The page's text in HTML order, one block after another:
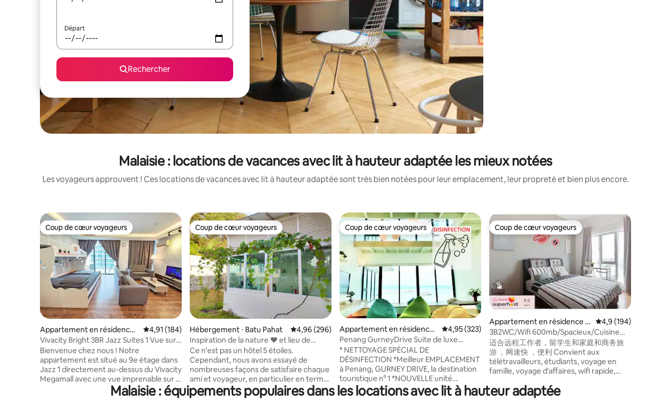
Départ
Rechercher
Malaisie : locations de vacances avec lit à hauteur adaptée les mieux notées
Les voyageurs approuvent ! Ces locations de vacances avec lit à hauteur adaptée sont très bien notées pour leur emplacement, leur propreté et bien plus encore.
Coup de cœur voyageurs
Coup de cœur voyageurs
Appartement en résidence ⋅
Kuching
Évaluation moyenne sur la base de 184 commentaires : 4,91 sur 5
4,91 (184)
Vivacity Bright 3BR Jazz Suites 1 Vue sur
la piscine 94
Bienvenue chez nous ! Notre
appartement est situé au 9e étage dans
Jazz 1 directement au-dessus du Vivacity
Megamall avec une vue imprenable sur la
piscine. Nous pouvons accueillir
confortablement jusqu'à 7 personnes
Coup de cœur voyageurs
Coup de cœur voyageurs
Hébergement ⋅ Batu Pahat Évaluation moyenne sur la base de 296 commentaires : 4,96 sur 5
4,96 (296)
Inspiration de la nature ❤ et lieu de
rassemblement
Ce n'est pas un hôtel 5 étoiles.
Cependant, nous avons essayé de
nombreuses façons de satisfaire chaque
ami et voyageur, en particulier en termes
de confort et d'impression visuelle. Un
endroit dont vous vous souviendrez
Coup de cœur voyageurs
Coup de cœur voyageurs
Appartement en résidence ⋅
George Town
Évaluation moyenne sur la base de 323 commentaires : 4,95 sur 5
4,95 (323)
Penang GurneyDrive Suite de luxe
japonaise avec vue sur la mer 2
* NETTOYAGE SPÉCIAL DE
DÉSINFECTION *Meilleur EMPLACEMENT
à Penang, GURNEY DRIVE, la destination
touristique n° 1 *NOUVELLE unité
DUPLEX * Superbe VUE SUR LA MER ET
LEVER DU SOLEIL en étage élevé *
Coup de cœur voyageurs
Coup de cœur voyageurs
Appartement en résidence ⋅
Kuala Lumpur
Évaluation moyenne
4,9 (194)
3B2WC/Wifi 600mb/Spacieux/Cuisine
équipée/MRT/Épicerie超市
适合远程工作者，留学生和家庭和商务旅
游 ，网速快 ，便利 Convient aux
télétravailleurs, étudiants, voyage en
famille, voyage d'affaires, wifi rapide,
一个星期一次 séjour de plus de
2 semaines Nettoyage gratuit 1 fois par
Malaisie : équipements populaires dans les locations avec lit à hauteur adaptée